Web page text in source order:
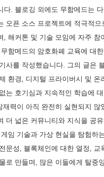
다. 블로깅 외에도 무함메드는
오픈 소스 프로젝트에 적극적
, 해커톤 및 기술 모임에 자주
함메드의 암호화폐 교육에 대
사를 작성했습니다. 그의 글은
환경, 디지털 프라이버시 및
는 호기심과 지속적인 학습에
재력이 아직 완전히 실현되지 않
더 넓은 커뮤니티와 지식을 공
임 기술과 가상 현실을 탐험하
문성, 블록체인에 대한 열정,
로 만들며, 많은 이들에게 탈중